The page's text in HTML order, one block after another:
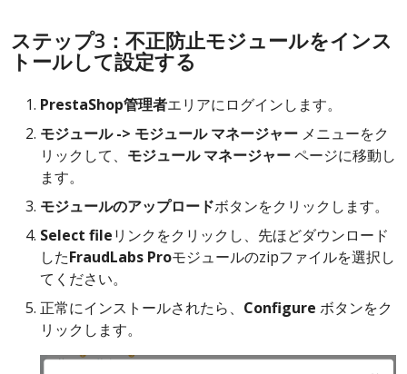
ステップ3：不正防止モジュールをインス
トールして設定する
PrestaShop管理者エリアにログインします。
モジュール -> モジュール マネージャー メニューをク
リックして、 モジュール マネージャーページに移動し
ます。
モジュールのアップロードボタンをクリックします。
Select fileリンクをクリックし、先ほどダウンロード
したFraudLabs Proモジュールのzipファイルを選択し
てください。
正常にインストールされたら、 Configure ボタンをク
リックします。